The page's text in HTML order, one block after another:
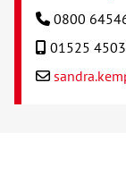
0800
01525